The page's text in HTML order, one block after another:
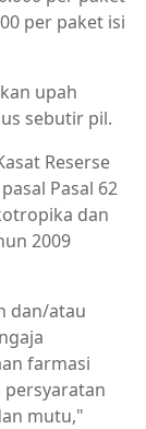
per paket isi
upah
sebutir pil.
Reserse
Pasal 62
dan
2009
dan/atau
farmasi
mutu,"